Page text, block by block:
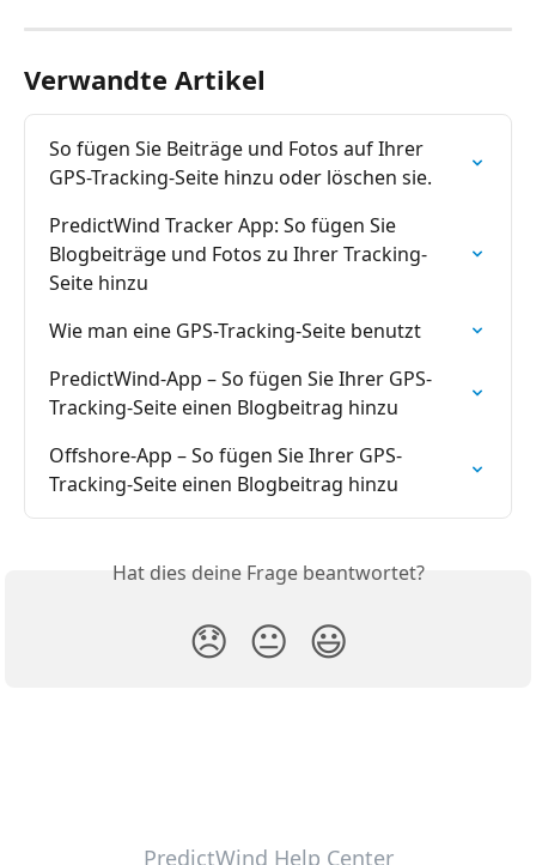
Verwandte Artikel
So fügen Sie Beiträge und Fotos auf Ihrer
GPS-Tracking-Seite hinzu oder löschen sie.
PredictWind Tracker App: So fügen Sie
Blogbeiträge und Fotos zu Ihrer Tracking-
Seite hinzu
Wie man eine GPS-Tracking-Seite benutzt
PredictWind-App – So fügen Sie Ihrer GPS-
Tracking-Seite einen Blogbeitrag hinzu
Offshore-App – So fügen Sie Ihrer GPS-
Tracking-Seite einen Blogbeitrag hinzu
Hat dies deine Frage beantwortet?
😞 😐 😃
PredictWind Help Center